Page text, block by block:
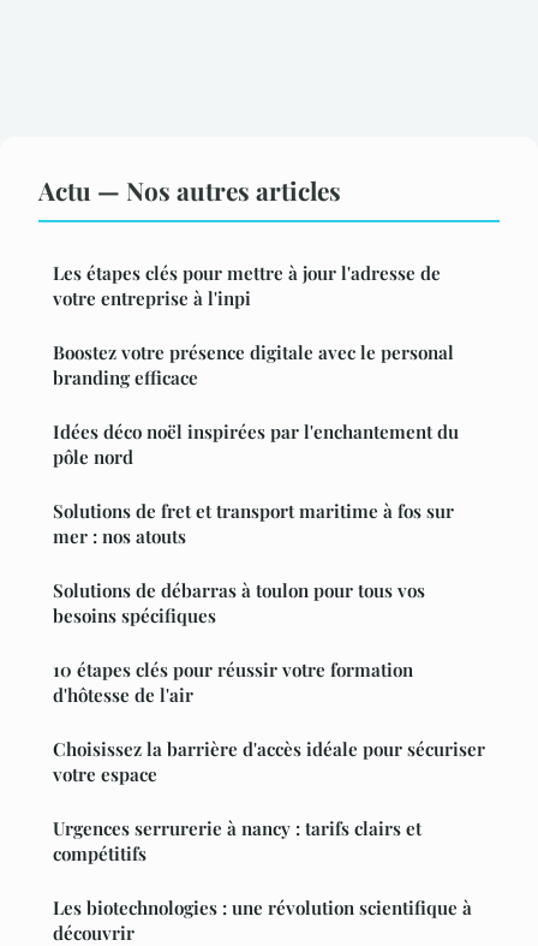
Actu — Nos autres articles
Les étapes clés pour mettre à jour l'adresse de
votre entreprise à l'inpi
Boostez votre présence digitale avec le personal
branding efficace
Idées déco noël inspirées par l'enchantement du
pôle nord
Solutions de fret et transport maritime à fos sur
mer : nos atouts
Solutions de débarras à toulon pour tous vos
besoins spécifiques
10 étapes clés pour réussir votre formation
d'hôtesse de l'air
Choisissez la barrière d'accès idéale pour sécuriser
votre espace
Urgences serrurerie à nancy : tarifs clairs et
compétitifs
Les biotechnologies : une révolution scientifique à
découvrir